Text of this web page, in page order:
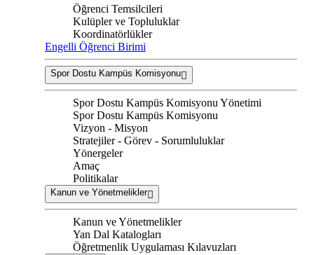
Öğrenci Temsilcileri
Kulüpler ve Topluluklar
Koordinatörlükler
Engelli Öğrenci Birimi
Spor Dostu Kampüs Komisyonu
Spor Dostu Kampüs Komisyonu Yönetimi
Spor Dostu Kampüs Komisyonu
Vizyon - Misyon
Stratejiler - Görev - Sorumluluklar
Yönergeler
Amaç
Politikalar
Kanun ve Yönetmelikler
Kanun ve Yönetmelikler
Yan Dal Katalogları
Öğretmenlik Uygulaması Kılavuzları